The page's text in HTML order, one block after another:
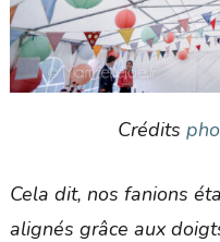
Crédits
Cela dit, nos fanions
alignés grâce aux